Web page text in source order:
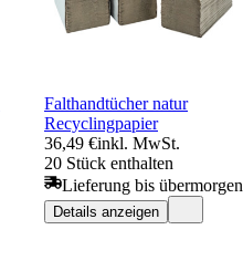
Falthandtücher natur
Recyclingpapier
36,49 €inkl. MwSt.
20 Stück enthalten
Lieferung bis übermorgen
Details anzeigen